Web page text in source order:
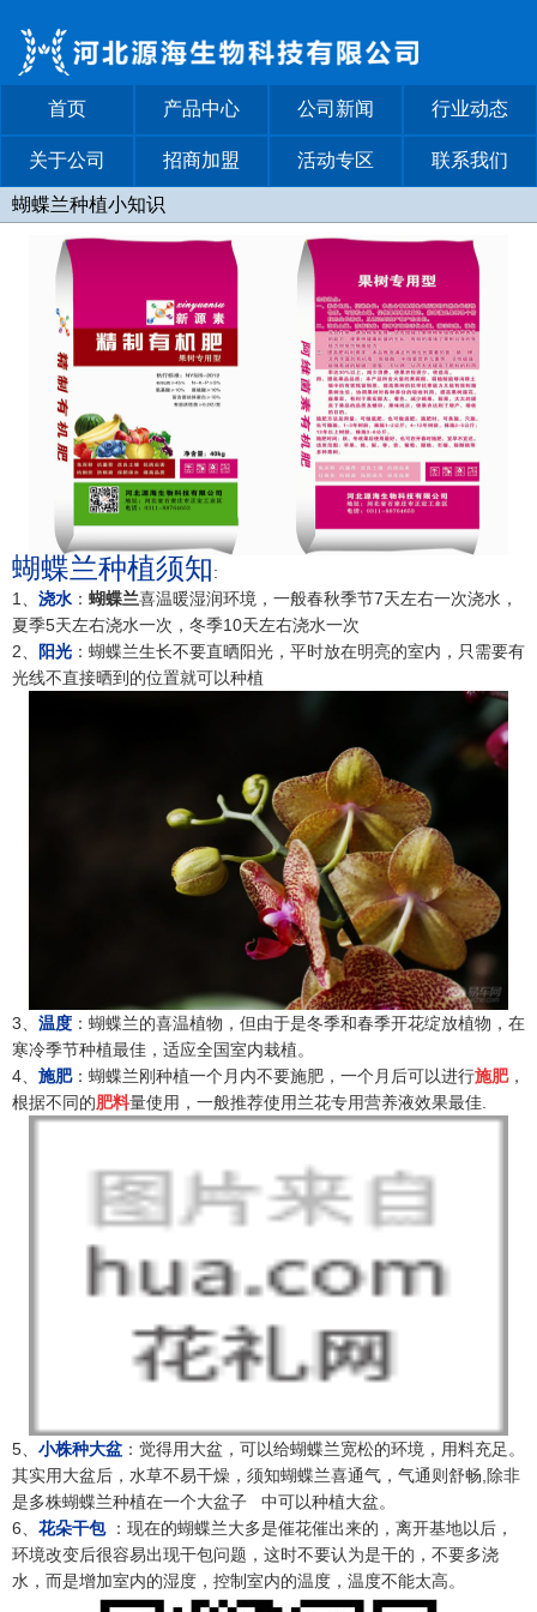
首页 产品中心 公司新闻 行业动态
关于公司 招商加盟 活动专区 联系我们
蝴蝶兰种植小知识
蝴蝶兰种植须知:
1、 浇水 ： 蝴蝶兰喜温暖湿润环境，一般春秋季节7天左右一次浇水，
夏季5天左右浇水一次，冬季10天左右浇水一次
2、
阳光 ：蝴蝶兰生长不要直晒阳光，平时放在明亮的室内，只需要有
光线不直接晒到的位置就可以种植
3、 温度 ：蝴蝶兰的喜温植物，但由于是冬季和春季开花绽放植物，在
寒冷季节种植最佳，适应全国室内栽植。
4、 施肥：蝴蝶兰刚种植一个月内不要施肥，一个月后可以进行施肥，
根据不同的肥料量使用，一般推荐使用兰花专用营养液效果最佳.
5、 小株种大盆 ：觉得用大盆，可以给蝴蝶兰宽松的环境，用料充足。
其实用大盆后，水草不易干燥，须知蝴蝶兰喜通气，气通则舒畅,除非
是多株蝴蝶兰种植在一个大盆子 中可以种植大盆。
6、 花朵干包：现在的蝴蝶兰大多是催花催出来的，离开基地以后，
环境改变后很容易出现干包问题，这时不要认为是干的，不要多浇
水，而是增加室内的湿度，控制室内的温度，温度不能太高。